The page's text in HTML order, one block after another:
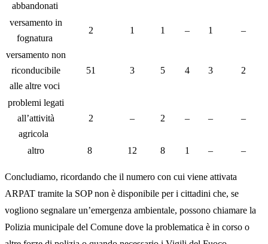
abbandonati
versamento in
fognatura
2 1 1 – 1 –
versamento non
riconducibile
alle altre voci
51 3 5 4 3 2
problemi legati
all’attività
agricola
2 – 2 – – –
altro 8 12 8 1 – –
Concludiamo, ricordando che il numero con cui viene attivata
ARPAT tramite la SOP non è disponibile per i cittadini che, se
vogliono segnalare un’emergenza ambientale, possono chiamare la
Polizia municipale del Comune dove la problematica è in corso o